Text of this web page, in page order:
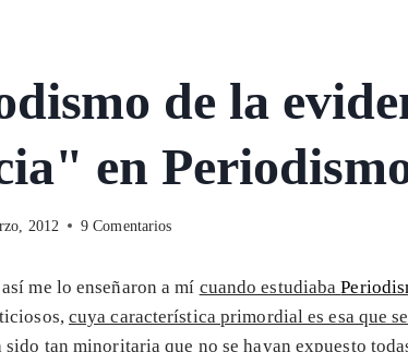
de la
en
2012 9 Comentarios
me lo enseñaron a mí cuando estudiaba
cuya característica primordial es esa que
tan minoritaria que no se hayan expuesto